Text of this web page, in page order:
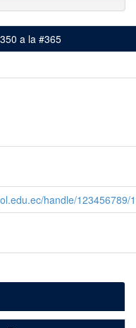
a la #365
handle/123456789/